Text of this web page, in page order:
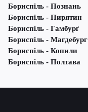
Бориспіль - Познань
Бориспіль - Пирятин
Бориспіль - Гамбурґ
Бориспіль - Магдебург
Бориспіль - Копили
Бориспіль - Полтава